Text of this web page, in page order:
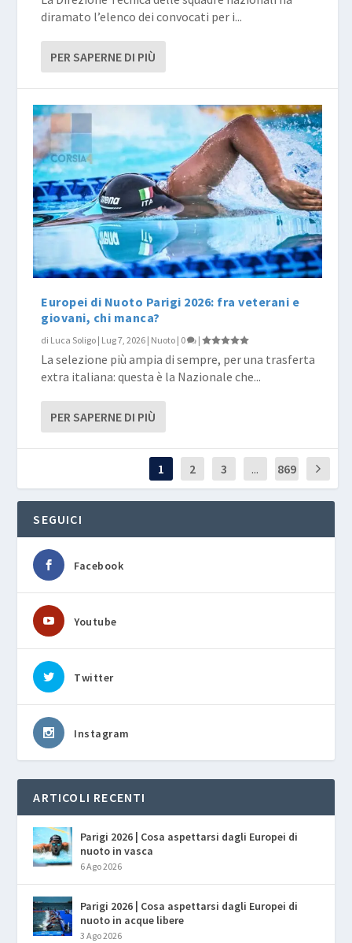
diramato l’elenco dei convocati per i...
PER SAPERNE DI PIÙ
Europei di Nuoto Parigi 2026: fra veterani e
giovani, chi manca?
di Luca Soligo | Lug 7, 2026 | Nuoto | 0 |
La selezione più ampia di sempre, per una trasferta
extra italiana: questa è la Nazionale che...
PER SAPERNE DI PIÙ
1 2 3 ... 869
SEGUICI
Facebook
Youtube
Twitter
Instagram
ARTICOLI RECENTI
Parigi 2026 | Cosa aspettarsi dagli Europei di
nuoto in vasca
6 Ago 2026
Parigi 2026 | Cosa aspettarsi dagli Europei di
nuoto in acque libere
3 Ago 2026